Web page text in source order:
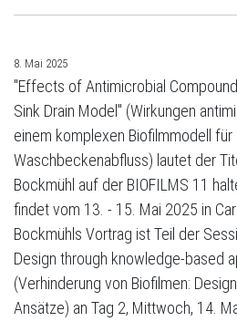
8. Mai 2025
"Effects of Antimicrobial
Sink Drain Model" (Wirkungen
einem komplexen Biofilmmodell für
Waschbeckenabfluss) lautet der
Bockmühl auf der BIOFILMS 11
findet vom 13. - 15. Mai 2025 in
Bockmühls Vortrag ist Teil der
Design through knowledge-based
(Verhinderung von Biofilmen:
Ansätze) an Tag 2, Mittwoch, 14.